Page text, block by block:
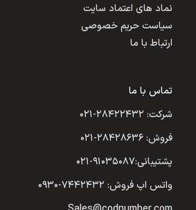
نماد های اعتماد سایت
سیاست حریم خصوصی
ارتباط با ما
تماس با ما
شرکت: ۲۸۴۲۲۴۳۲-۰۲۱
فروش: ۲۸۴۲۸۶۳۶-۰۲۱
پشتیبانی:۹۱۰۳۵۰۸۷-۰۲۱
واتس اپ فروش: ۷۴۴۲۴۳۲-۰۹۳۰